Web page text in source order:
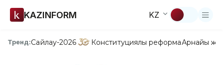
KAZINFORM KZ
Тренд:Сайлау-2026 Конституциялық реформаАрнайы